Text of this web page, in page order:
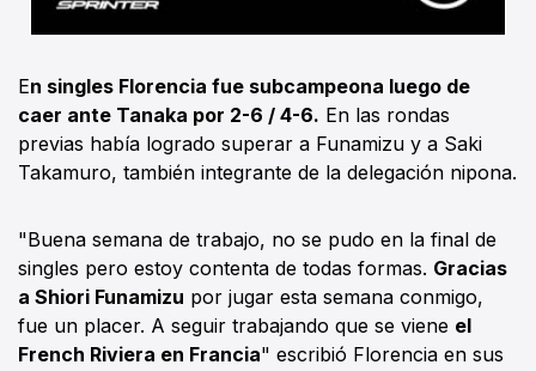
En singles Florencia fue subcampeona luego de
caer ante Tanaka por 2-6 / 4-6. En las rondas
previas había logrado superar a Funamizu y a Saki
Takamuro, también integrante de la delegación nipona.
"Buena semana de trabajo, no se pudo en la final de
singles pero estoy contenta de todas formas. Gracias
a Shiori Funamizu por jugar esta semana conmigo,
fue un placer. A seguir trabajando que se viene el
French Riviera en Francia" escribió Florencia en sus